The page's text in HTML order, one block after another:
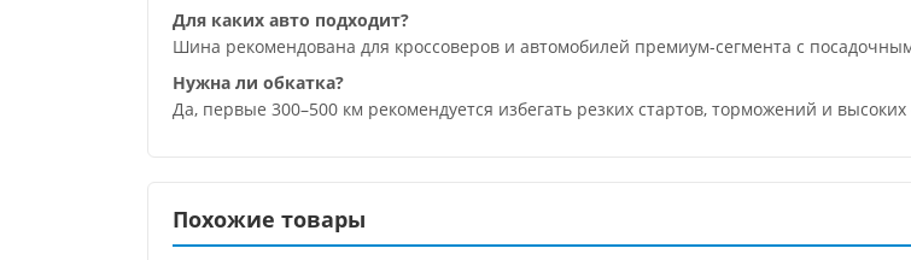
Для каких авто подходит?
Шина рекомендована для кроссоверов и автомобилей премиум-сегмента с
Нужна ли обкатка?
Да, первые 300–500 км рекомендуется избегать резких стартов, торможений и
Похожие товары